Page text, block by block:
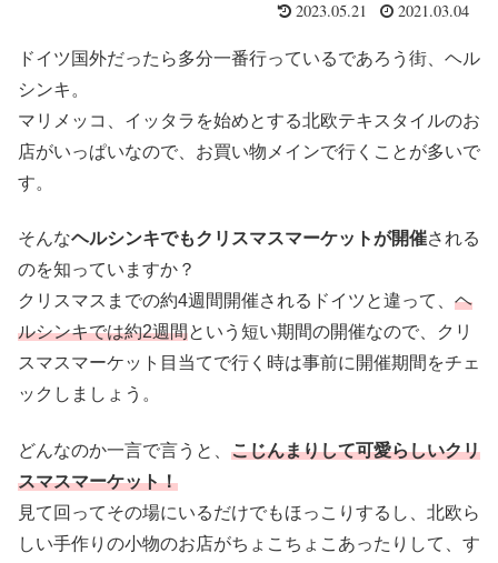
2023.05.21 2021.03.04
ドイツ国外だったら多分一番行っているであろう街、ヘル
シンキ。
マリメッコ、イッタラを始めとする北欧テキスタイルのお
店がいっぱいなので、お買い物メインで行くことが多いで
す。
そんなヘルシンキでもクリスマスマーケットが開催される
のを知っていますか？
クリスマスまでの約4週間開催されるドイツと違って、 ヘ
ルシンキでは約2週間という短い期間の開催なので、クリ
スマスマーケット目当てで行く時は事前に開催期間をチェ
ックしましょう。
どんなのか一言で言うと、 こじんまりして可愛らしいクリ
スマスマーケット！
見て回ってその場にいるだけでもほっこりするし、北欧ら
しい手作りの小物のお店がちょこちょこあったりして、す